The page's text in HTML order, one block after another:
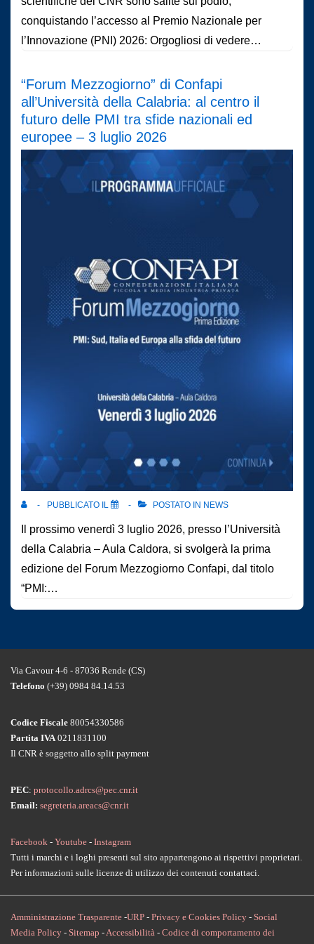
conquistando l’accesso al Premio Nazionale per
l’Innovazione (PNI) 2026: Orgogliosi di vedere…
“Forum Mezzogiorno” di Confapi
all’Università della Calabria: al centro il
futuro delle PMI tra sfide nazionali ed
europee – 3 luglio 2026
PUBBLICATO IL POSTATO IN NEWS
Il prossimo venerdì 3 luglio 2026, presso l’Università
della Calabria – Aula Caldora, si svolgerà la prima
edizione del Forum Mezzogiorno Confapi, dal titolo
“PMI:…
Via Cavour 4-6 - 87036 Rende (CS)
Telefono (+39) 0984 84.14.53
Codice Fiscale 80054330586
Partita IVA0211831100
Il CNR è soggetto allo split payment
PEC: protocollo.adrcs@pec.cnr.it
Email: segreteria.areacs@cnr.it
Facebook - Youtube - Instagram
Tutti i marchi e i loghi presenti sul sito appartengono ai rispettivi proprietari.
Per informazioni sulle licenze di utilizzo dei contenuti contattaci.
Amministrazione Trasparente -URP - Privacy e Cookies Policy - Social
Media Policy - Sitemap -Accessibilità - Codice di comportamento dei